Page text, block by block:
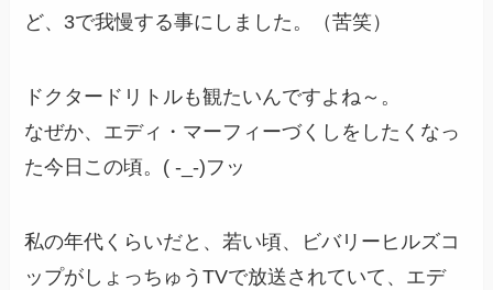
ど、3で我慢する事にしました。（苦笑）
ドクタードリトルも観たいんですよね～。
なぜか、エディ・マーフィーづくしをしたくなっ
た今日この頃。( -_-)フッ
私の年代くらいだと、若い頃、ビバリーヒルズコ
ップがしょっちゅうTVで放送されていて、エデ